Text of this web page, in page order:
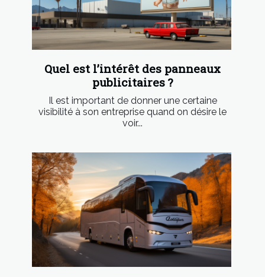
Quel est l’intérêt des panneaux
publicitaires ?
Il est important de donner une certaine
visibilité à son entreprise quand on désire le
voir...